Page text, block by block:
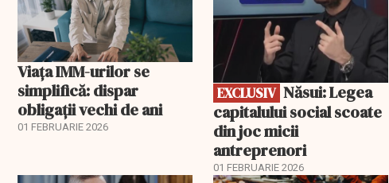
Viața IMM-urilor se
simplifică: dispar
obligații vechi de ani
01 FEBRUARIE 2026
EXCLUSIV Năsui: Legea
capitalului social scoate
din joc micii
antreprenori
01 FEBRUARIE 2026